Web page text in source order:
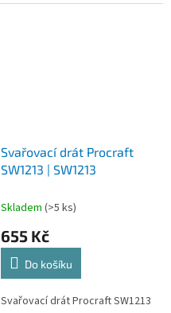
Svařovací drát Procraft
SW1213 | SW1213
Skladem (>5 ks)
655 Kč
Do košíku
Svařovací drát Procraft SW1213